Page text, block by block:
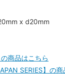
x d20mm
商品はこちら
SERIES】の